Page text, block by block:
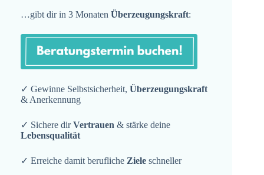
…gibt dir in 3 Monaten Überzeugungskraft:
✓ Gewinne Selbstsicherheit, Überzeugungskraft
& Anerkennung
✓ Sichere dirVertrauen & stärke deine
Lebensqualität
✓ Erreiche damit berufliche Ziele schneller